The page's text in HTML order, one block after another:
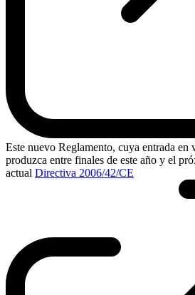
Este nuevo Reglamento, cuya entrada en
produzca entre finales de este año y el
actual Directiva 2006/42/CE